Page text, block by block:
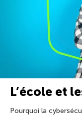
L’école et
Pourquoi la